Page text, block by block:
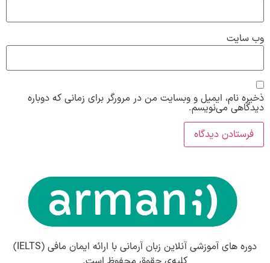
وب‌ سایت
ذخیره نام، ایمیل و وبسایت من در مرورگر برای زمانی که دوباره
دیدگاهی می‌نویسم.
دوره های آموزشی آنلاین زبان آرمانی با ارائه ایمان مافی (IELTS)